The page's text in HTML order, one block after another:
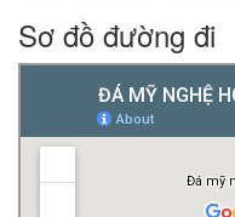
Sơ đồ đường đi